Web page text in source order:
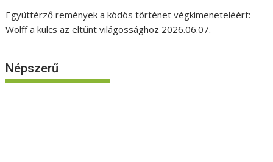
Együttérző remények a ködös történet végkimeneteléért:
Wolff a kulcs az eltűnt világossághoz 2026.06.07.
Népszerű